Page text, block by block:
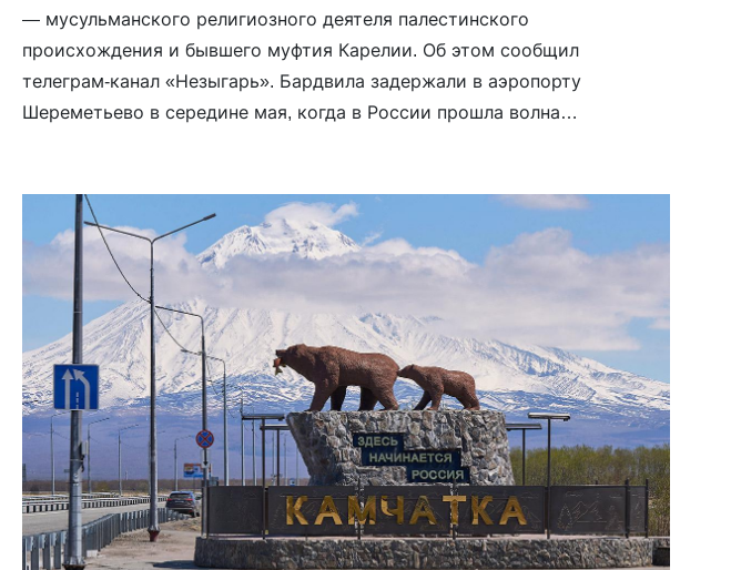
— мусульманского религиозного деятеля палестинского
происхождения и бывшего муфтия Карелии. Об этом сообщил
телеграм-канал «Незыгарь». Бардвила задержали в аэропорту
Шереметьево в середине мая, когда в России прошла волна
неповиновении […]